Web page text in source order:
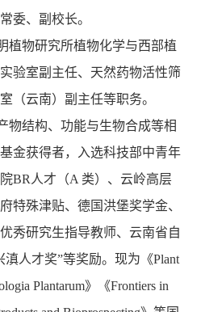
委、副校长。
植物研究所植物化学与西部植
验室副主任、天然药物活性筛
（云南）副主任等职务。
物结构、功能与生物合成等相
金获得者，入选科技部中青年
BR人才（A 类）、云岭高层
特殊津贴、德国洪堡奖学金、
秀研究生指导教师、云南省自
人才奖”等奖励。现为《Plant
Plantarum》《Frontiers in